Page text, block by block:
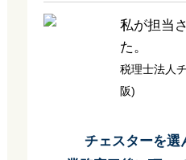
私が担当
た。
税理士法人
阪)
チェスターを選